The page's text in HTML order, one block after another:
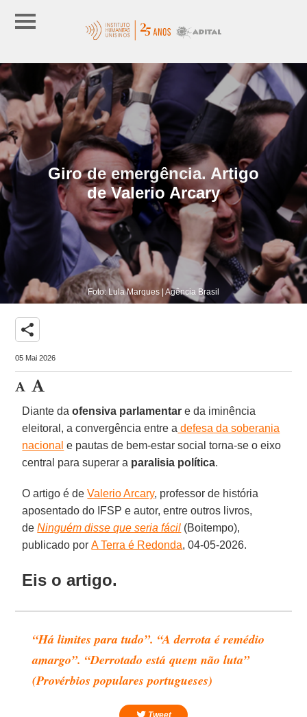
Giro de emergência. Artigo
de Valerio Arcary
Foto: Lula Marques | Agência Brasil
share
05 Mai 2026
Diante daofensiva parlamentar e da iminência
eleitoral, a convergência entre a defesa da soberania
nacional e pautas de bem-estar social torna-se o eixo
central para superar a paralisia política.
O artigo é deValerio Arcary, professor de história
aposentado do IFSP e autor, entre outros livros,
deNinguém disse que seria fácil (Boitempo),
publicado porA Terra é Redonda, 04-05-2026.
Eis o artigo.
“Há limites para tudo”. “A derrota é remédio
amargo”. “Derrotado está quem não luta”
(Provérbios populares portugueses)
Tweet